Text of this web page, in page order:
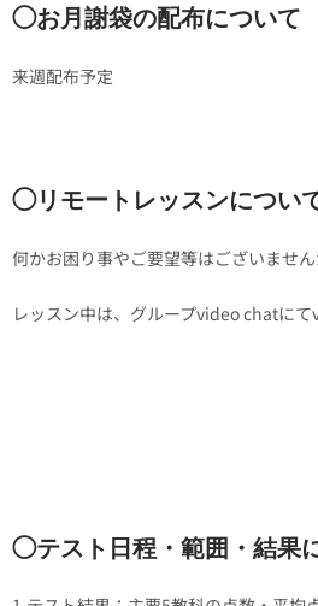
◯お月謝袋の配布について
来週配布予定
◯リモートレッスンについ
何かお困り事やご要望等はございません
レッスン中は、グループvideo chatにて
◯テスト日程・範囲・結果